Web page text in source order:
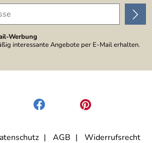
Werbung
interessante Angebote per E-Mail erhalten.
wird nicht an andere Unternehmen
Zwecken wird in anonymer Form
am Ende des Newsletters anklicke. Die
habe ich zur Kenntnis genommen.
AGB Widerrufsrecht